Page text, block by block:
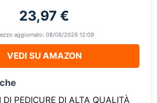
23,97 €
aggiornato: 08/08/2026 12:09
VEDI SU AMAZON
DI PEDICURE DI ALTA QUALITÀ